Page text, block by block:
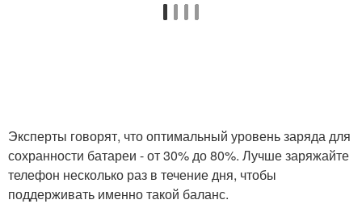
Эксперты говорят, что оптимальный уровень заряда для
сохранности батареи - от 30% до 80%. Лучше заряжайте
телефон несколько раз в течение дня, чтобы
поддерживать именно такой баланс.